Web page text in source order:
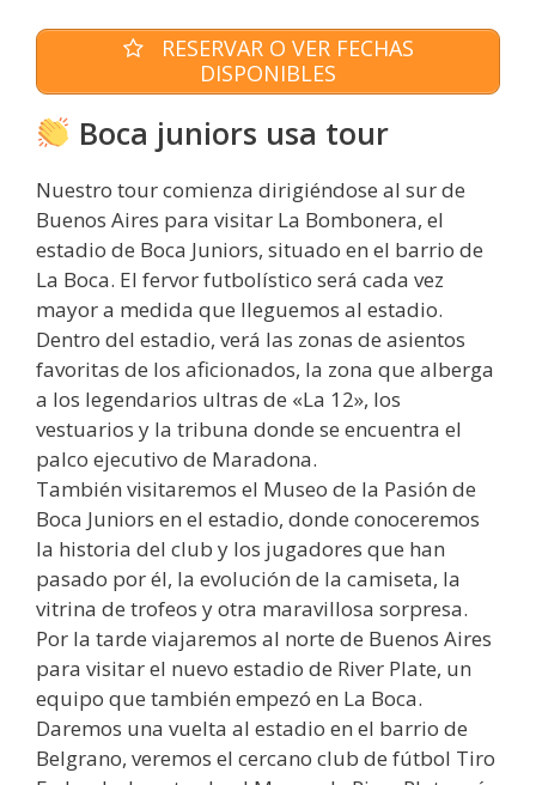
RESERVAR O VER FECHAS
DISPONIBLES
Boca juniors usa tour
Nuestro tour comienza dirigiéndose al sur de
Buenos Aires para visitar La Bombonera, el
estadio de Boca Juniors, situado en el barrio de
La Boca. El fervor futbolístico será cada vez
mayor a medida que lleguemos al estadio.
Dentro del estadio, verá las zonas de asientos
favoritas de los aficionados, la zona que alberga
a los legendarios ultras de «La 12», los
vestuarios y la tribuna donde se encuentra el
palco ejecutivo de Maradona.
También visitaremos el Museo de la Pasión de
Boca Juniors en el estadio, donde conoceremos
la historia del club y los jugadores que han
pasado por él, la evolución de la camiseta, la
vitrina de trofeos y otra maravillosa sorpresa.
Por la tarde viajaremos al norte de Buenos Aires
para visitar el nuevo estadio de River Plate, un
equipo que también empezó en La Boca.
Daremos una vuelta al estadio en el barrio de
Belgrano, veremos el cercano club de fútbol Tiro